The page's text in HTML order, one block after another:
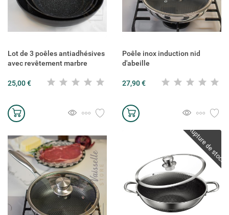
Lot de 3 poêles antiadhésives
avec revêtement marbre
25,00 €
Poêle inox induction nid
d'abeille
27,90 €
Rupture de stock